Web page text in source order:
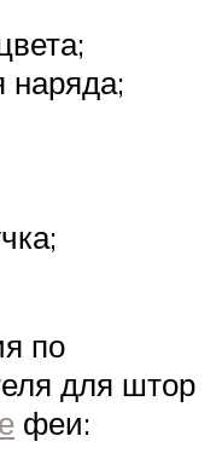
наряда;
по
для штор
феи: